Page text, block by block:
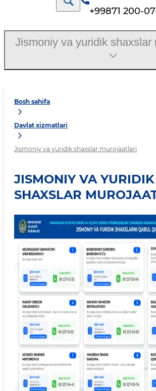
+99871 200-
Bosh sahifa
Davlat xizmatlari
Jismoniy va yuridik shaxslar murojaatlari
JISMONIY VA YURIDIK
SHAXSLAR
Jismoniy va yuridik shaxslar